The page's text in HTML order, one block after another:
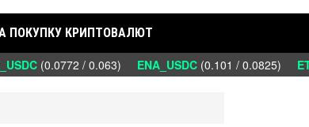
ПОКУПКУ КРИПТОВАЛЮТ
(0.0772 / 0.063) ENA_USDC(0.101 / 0.0825)